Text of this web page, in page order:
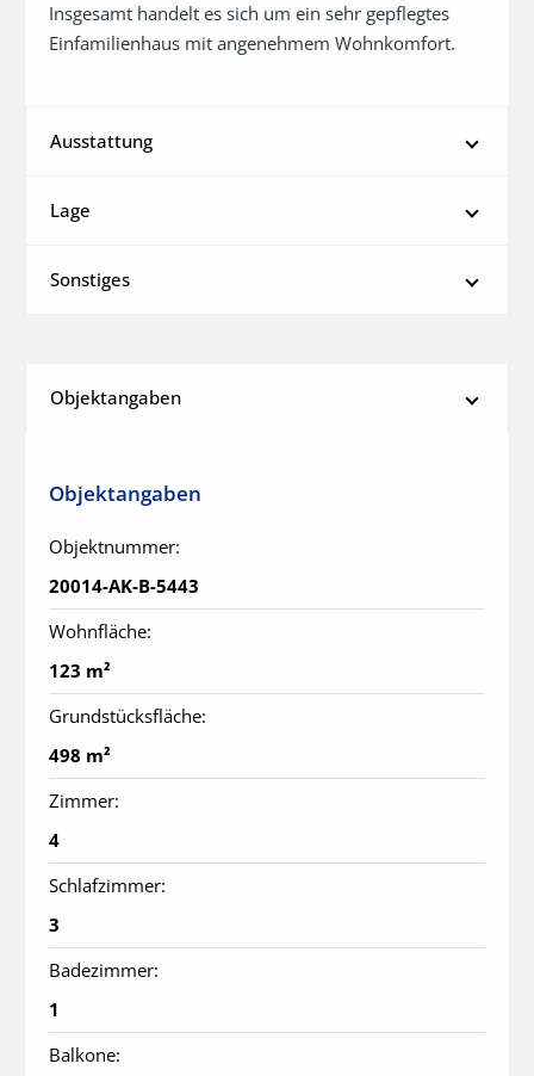
Insgesamt handelt es sich um ein sehr gepflegtes
Einfamilienhaus mit angenehmem Wohnkomfort.
Ausstattung
Lage
Sonstiges
Objektangaben
Objektangaben
Objektnummer:
20014-AK-B-5443
Wohnfläche:
123 m²
Grundstücksfläche:
498 m²
Zimmer:
4
Schlafzimmer:
3
Badezimmer:
1
Balkone: